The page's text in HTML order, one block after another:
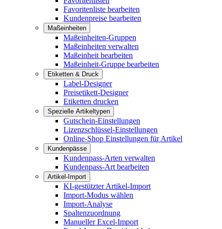
Favoritenliste bearbeiten
Kundenpreise bearbeiten
Maßeinheiten
Maßeinheiten-Gruppen
Maßeinheiten verwalten
Maßeinheit bearbeiten
Maßeinheit-Gruppe bearbeiten
Etiketten & Druck
Label-Designer
Preisetikett-Designer
Etiketten drucken
Spezielle Artikeltypen
Gutschein-Einstellungen
Lizenzschlüssel-Einstellungen
Online-Shop Einstellungen für Artikel
Kundenpässe
Kundenpass-Arten verwalten
Kundenpass-Art bearbeiten
Artikel-Import
KI-gestützter Artikel-Import
Import-Modus wählen
Import-Analyse
Spaltenzuordnung
Manueller Excel-Import